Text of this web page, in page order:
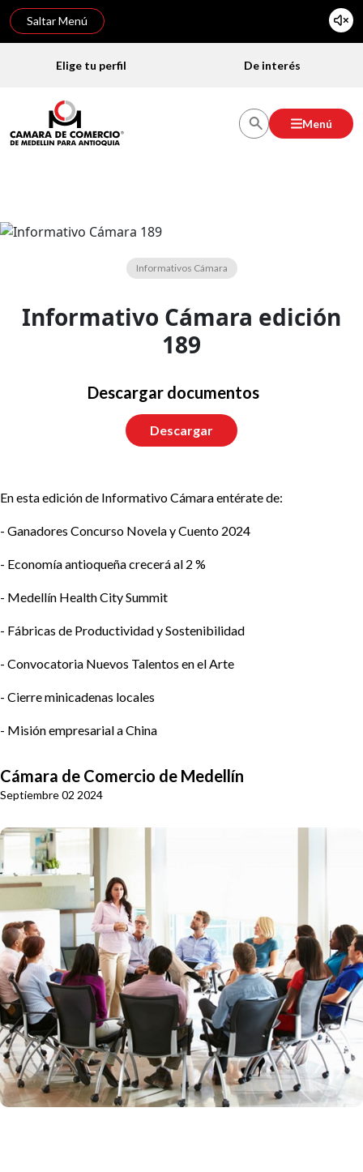
Saltar Menú
Elige tu perfil De interés
Menú
Informativos Cámara
Informativo Cámara edición
189
Descargar documentos
Descargar
En esta edición de Informativo Cámara entérate de:
- Ganadores Concurso Novela y Cuento 2024
- Economía antioqueña crecerá al 2 %
- Medellín Health City Summit
- Fábricas de Productividad y Sostenibilidad
- Convocatoria Nuevos Talentos en el Arte
- Cierre minicadenas locales
- Misión empresarial a China
Cámara de Comercio de Medellín
Septiembre 02 2024